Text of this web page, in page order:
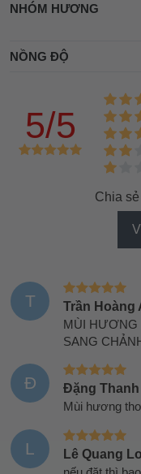
NHÓM HƯƠNG
NỒNG ĐỘ
5/5
Chia
T Trần Hoàng
MÙI HƯƠNG
SANG
Đ Đặng Thanh
Mùi hương
L Lê Quang